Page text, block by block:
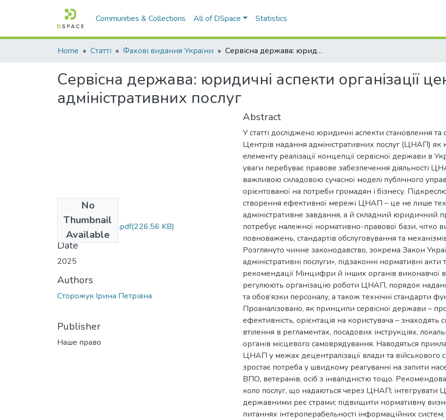
Communities & Collections All of DSpace Statistics
Home Статті Фахові видання України Сервісна держава: юридичні аспекти організації центрів надання адміністративних послуг
Сервісна держава: юридичні аспекти організації
адміністративних послуг
No
Thumbnail
Available
NP_2025_1_332.pdf(226.56 KB)
Date
2025
Authors
Сторожук Ірина Петрівна
Publisher
Наше право
Abstract
У статті досліджено юридичні аспекти становлення
Центрів надання адміністративних послуг (ЦНАП) як
елементу реалізації концепції сервісної держави в
уваги перебуває правове забезпечення діяльності
важливою складовою сучасної моделі публічного
орієнтованої на потреби громадян і бізнесу.
створення ефективної мережі ЦНАП – це не лише
адміністративне завдання, а й складний юридичний
потребує належної нормативно-правової бази, чітко
повноважень, стандартів обслуговування та механізмів
Розглянуто чинне законодавство, зокрема Закон
адміністративні послуги», підзаконні нормативні акти
рекомендації Мінцифри й інших органів виконавчої
регулюють організацію роботи ЦНАП, порядок
та обов’язки персоналу, а також технічні стандарти
Проаналізовано, як принципи сервісної держави –
ефективність, орієнтація на користувача –
втілення в регламентах, посадових інструкціях,
органів місцевого самоврядування. Наводяться
ЦНАП у межах децентралізації влади та військового
зростає потреба у швидкому реагуванні на запити
ВПО, ветеранів, осіб з інвалідністю тощо.
коло послуг, що надаються через ЦНАП; інтегрувати
державними реє страми; підвищити нормативну
питаннях інтероперабельності інформаційних систем;